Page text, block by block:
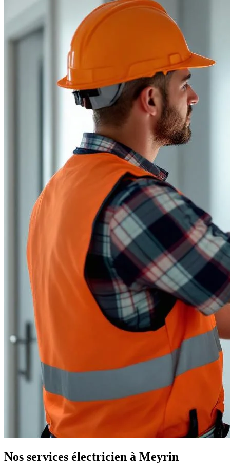
Nos services électricien à Meyrin